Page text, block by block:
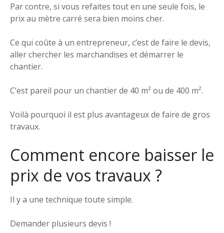
Par contre, si vous refaites tout en une seule fois, le
prix au mètre carré sera bien moins cher.
Ce qui coûte à un entrepreneur, c’est de faire le devis,
aller chercher les marchandises et démarrer le
chantier.
C’est pareil pour un chantier de 40 m² ou de 400 m².
Voilà pourquoi il est plus avantageux de faire de gros
travaux.
Comment encore baisser le
prix de vos travaux ?
Il y a une technique toute simple.
Demander plusieurs devis !